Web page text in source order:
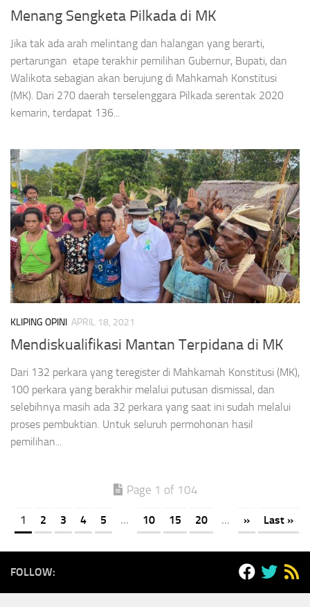
Menang Sengketa Pilkada di MK
Jika tak ada arah melintang dan halangan yang berarti,
pertarungan etape terakhir pemilihan Gubernur, Bupati, dan
Walikota sebagian akan berujung di Mahkamah Konstitusi
(MK). Dari 270 daerah terselenggara Pilkada serentak 2020
kemarin, terdapat 136...
KLIPING OPINI APRIL 18, 2021
Mendiskualifikasi Mantan Terpidana di MK
Dari 132 perkara yang teregister di Mahkamah Konstitusi (MK),
100 perkara yang berakhir melalui putusan dismissal, dan
selebihnya masih ada 32 perkara yang saat ini sudah melalui
proses pembuktian. Untuk seluruh permohonan hasil
pemilihan...
Page 1 of 104
1 2 3 4 5 ... 10 15 20 ... » Last »
FOLLOW: